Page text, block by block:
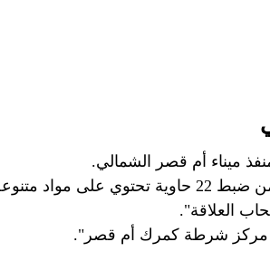
وقالت الهيئة في بيان تلقته وكالة الأنباء العراقية ، إن "مديرية منفذ ميناء أم قصر الشمالي
العلاقة".
مركز شرطة كمرك أم قصر".